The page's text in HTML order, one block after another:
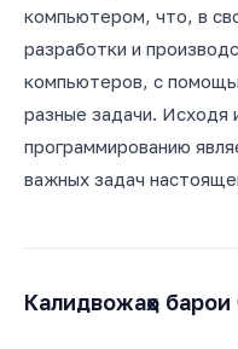
компьютером, что, в
разработки и
компьютеров, с
разные задачи. Исходя
программированию
важных задач
Калидвожаҳо барои